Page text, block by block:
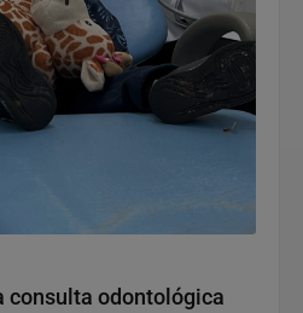
consulta odontológica